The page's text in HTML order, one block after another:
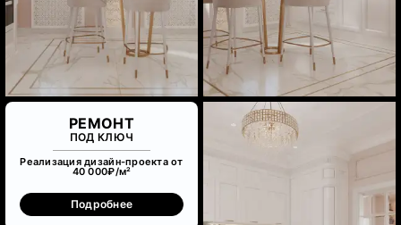
РЕМОНТ
ПОД КЛЮЧ
Реализация дизайн-проекта от
40 000₽/м²
Подробнее